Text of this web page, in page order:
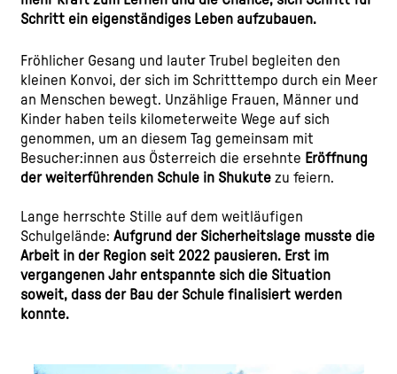
Schritt ein eigenständiges Leben aufzubauen.
Fröhlicher Gesang und lauter Trubel begleiten den
kleinen Konvoi, der sich im Schritttempo durch ein Meer
an Menschen bewegt. Unzählige Frauen, Männer und
Kinder haben teils kilometerweite Wege auf sich
genommen, um an diesem Tag gemeinsam mit
Besucher:innen aus Österreich die ersehnte Eröffnung
der weiterführenden Schule in Shukute zu feiern.
Lange herrschte Stille auf dem weitläufigen
Schulgelände: Aufgrund der Sicherheitslage musste die
Arbeit in der Region seit 2022 pausieren. Erst im
vergangenen Jahr entspannte sich die Situation
soweit, dass der Bau der Schule finalisiert werden
konnte.